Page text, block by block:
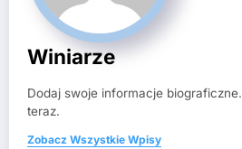
Winiarze
Dodaj swoje informacje biograficzne.
teraz.
Zobacz Wszystkie Wpisy